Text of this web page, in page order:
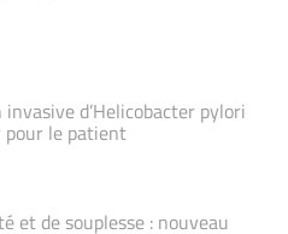
d’Helicobacter pylori
le patient
et de souplesse : nouveau